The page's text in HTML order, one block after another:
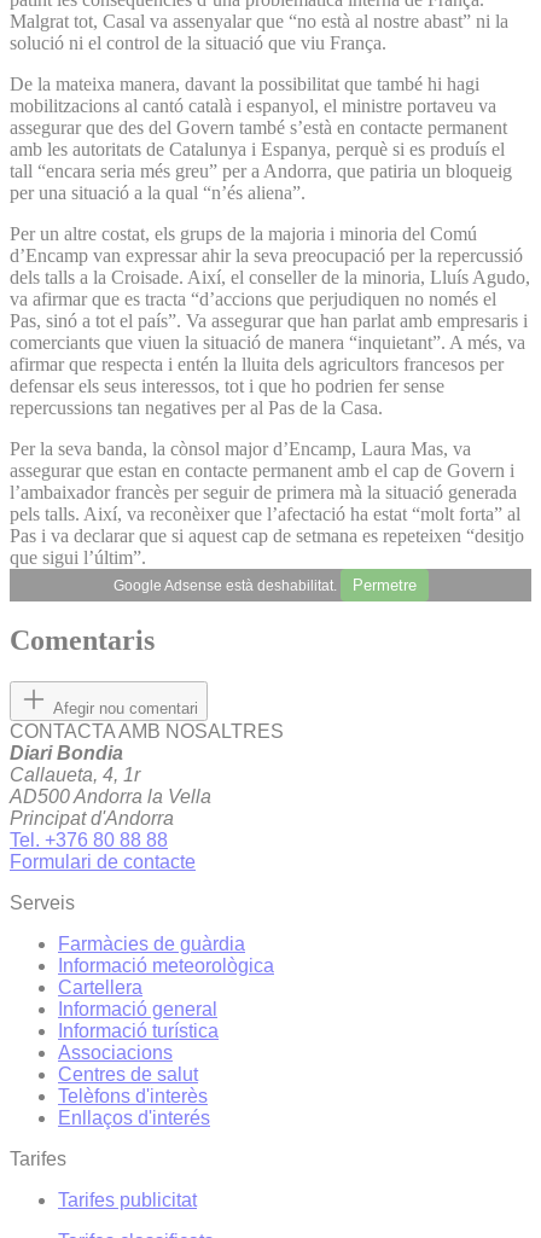
Malgrat tot, Casal va assenyalar que “no està al nostre abast” ni la
solució ni el control de la situació que viu França.
De la mateixa manera, davant la possibilitat que també hi hagi
mobilitzacions al cantó català i espanyol, el ministre portaveu va
assegurar que des del Govern també s’està en contacte permanent
amb les autoritats de Catalunya i Espanya, perquè si es produís el
tall “encara seria més greu” per a Andorra, que patiria un bloqueig
per una situació a la qual “n’és aliena”.
Per un altre costat, els grups de la majoria i minoria del Comú
d’Encamp van expressar ahir la seva preocupació per la repercussió
dels talls a la Croisade. Així, el conseller de la minoria, Lluís Agudo,
va afirmar que es tracta “d’accions que perjudiquen no només el
Pas, sinó a tot el país”. Va assegurar que han parlat amb empresaris i
comerciants que viuen la situació de manera “inquietant”. A més, va
afirmar que respecta i entén la lluita dels agricultors francesos per
defensar els seus interessos, tot i que ho podrien fer sense
repercussions tan negatives per al Pas de la Casa.
Per la seva banda, la cònsol major d’Encamp, Laura Mas, va
assegurar que estan en contacte permanent amb el cap de Govern i
l’ambaixador francès per seguir de primera mà la situació generada
pels talls. Així, va reconèixer que l’afectació ha estat “molt forta” al
Pas i va declarar que si aquest cap de setmana es repeteixen “desitjo
que sigui l’últim”.
Google Adsense està deshabilitat. Permetre
Comentaris
Afegir nou comentari
CONTACTA AMB NOSALTRES
Diari Bondia
Callaueta, 4, 1r
AD500 Andorra la Vella
Principat d'Andorra
Tel. +376 80 88 88
Formulari de contacte
Serveis
Farmàcies de guàrdia
Informació meteorològica
Cartellera
Informació general
Informació turística
Associacions
Centres de salut
Telèfons d'interès
Enllaços d'interés
Tarifes
Tarifes publicitat